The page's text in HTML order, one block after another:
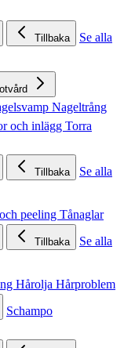
Tillbaka
Se alla
Nageltrång
och inlägg Torra
Tillbaka
Se alla
peeling Tånaglar
Tillbaka
Se alla
Hårolja Hårproblem
Schampo